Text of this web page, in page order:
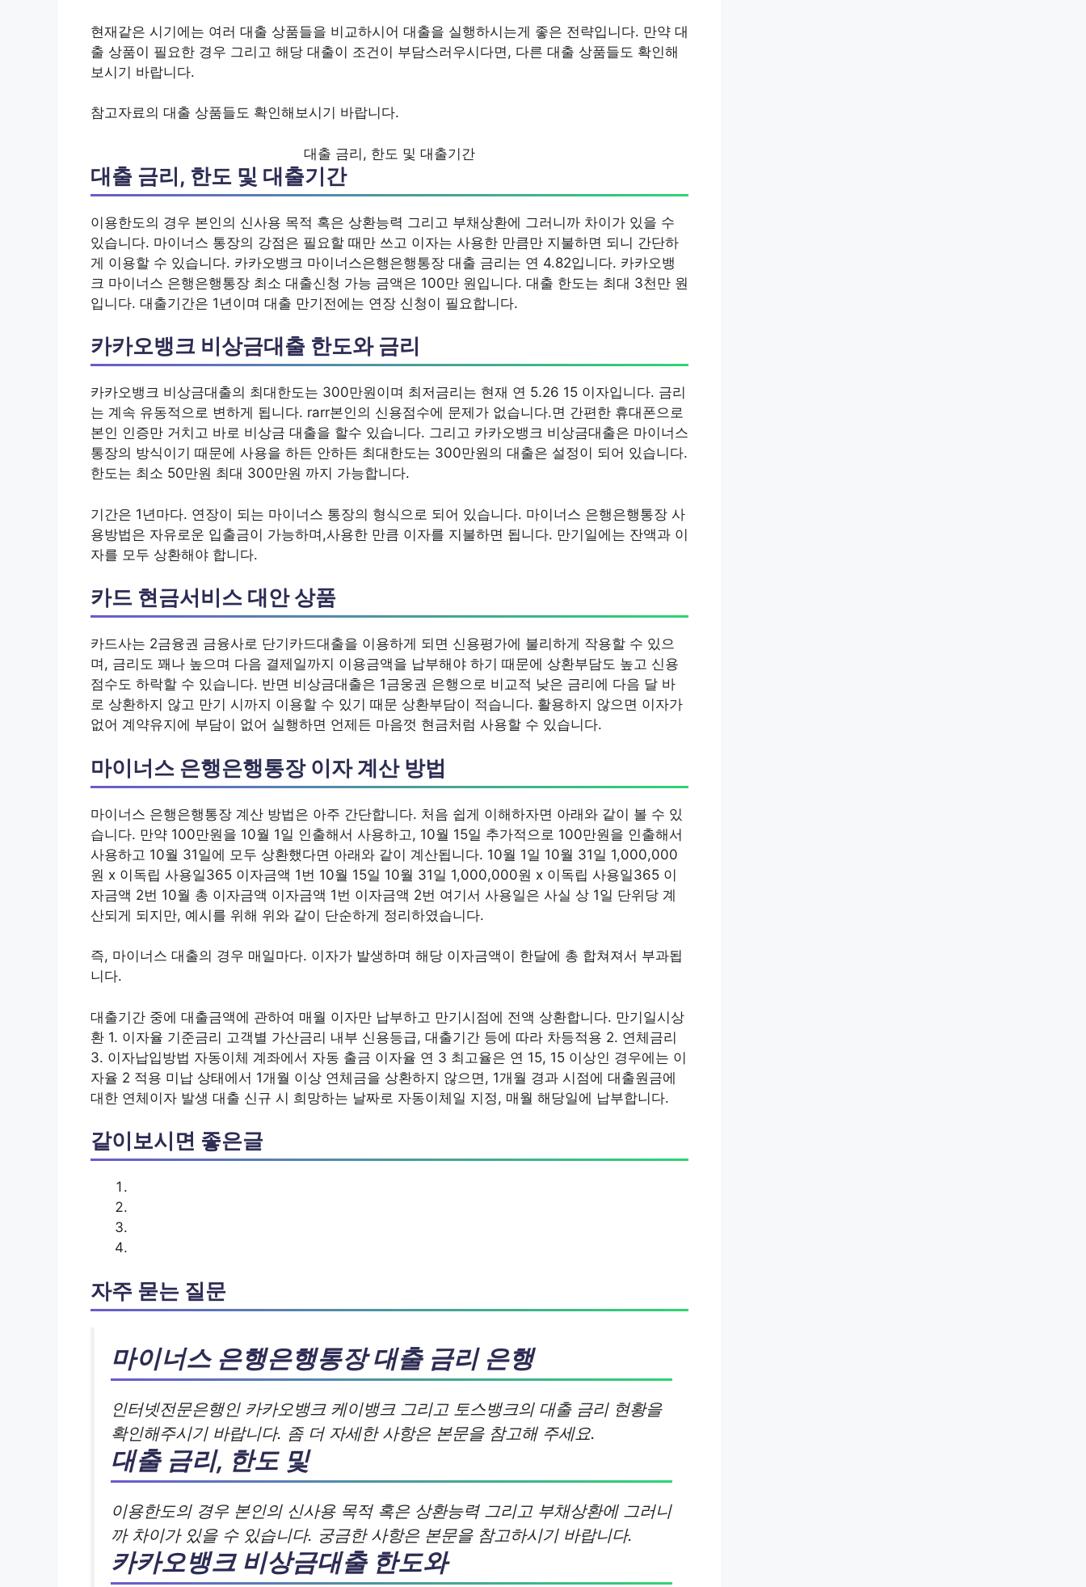
현재같은 시기에는 여러 대출 상품들을 비교하시어 대출을 실행하시는게 좋은 전략입니다. 만약 대
출 상품이 필요한 경우 그리고 해당 대출이 조건이 부담스러우시다면, 다른 대출 상품들도 확인해
보시기 바랍니다.
참고자료의 대출 상품들도 확인해보시기 바랍니다.
대출 금리, 한도 및 대출기간
대출 금리, 한도 및 대출기간
이용한도의 경우 본인의 신사용 목적 혹은 상환능력 그리고 부채상환에 그러니까 차이가 있을 수
있습니다. 마이너스 통장의 강점은 필요할 때만 쓰고 이자는 사용한 만큼만 지불하면 되니 간단하
게 이용할 수 있습니다. 카카오뱅크 마이너스은행은행통장 대출 금리는 연 4.82입니다. 카카오뱅
크 마이너스 은행은행통장 최소 대출신청 가능 금액은 100만 원입니다. 대출 한도는 최대 3천만 원
입니다. 대출기간은 1년이며 대출 만기전에는 연장 신청이 필요합니다.
카카오뱅크 비상금대출 한도와 금리
카카오뱅크 비상금대출의 최대한도는 300만원이며 최저금리는 현재 연 5.26 15 이자입니다. 금리
는 계속 유동적으로 변하게 됩니다. rarr본인의 신용점수에 문제가 없습니다.면 간편한 휴대폰으로
본인 인증만 거치고 바로 비상금 대출을 할수 있습니다. 그리고 카카오뱅크 비상금대출은 마이너스
통장의 방식이기 때문에 사용을 하든 안하든 최대한도는 300만원의 대출은 설정이 되어 있습니다.
한도는 최소 50만원 최대 300만원 까지 가능합니다.
기간은 1년마다. 연장이 되는 마이너스 통장의 형식으로 되어 있습니다. 마이너스 은행은행통장 사
용방법은 자유로운 입출금이 가능하며,사용한 만큼 이자를 지불하면 됩니다. 만기일에는 잔액과 이
자를 모두 상환해야 합니다.
카드 현금서비스 대안 상품
카드사는 2금융권 금융사로 단기카드대출을 이용하게 되면 신용평가에 불리하게 작용할 수 있으
며, 금리도 꽤나 높으며 다음 결제일까지 이용금액을 납부해야 하기 때문에 상환부담도 높고 신용
점수도 하락할 수 있습니다. 반면 비상금대출은 1금웅권 은행으로 비교적 낮은 금리에 다음 달 바
로 상환하지 않고 만기 시까지 이용할 수 있기 때문 상환부담이 적습니다. 활용하지 않으면 이자가
없어 계약유지에 부담이 없어 실행하면 언제든 마음껏 현금처럼 사용할 수 있습니다.
마이너스 은행은행통장 이자 계산 방법
마이너스 은행은행통장 계산 방법은 아주 간단합니다. 처음 쉽게 이해하자면 아래와 같이 볼 수 있
습니다. 만약 100만원을 10월 1일 인출해서 사용하고, 10월 15일 추가적으로 100만원을 인출해서
사용하고 10월 31일에 모두 상환했다면 아래와 같이 계산됩니다. 10월 1일 10월 31일 1,000,000
원 x 이독립 사용일365 이자금액 1번 10월 15일 10월 31일 1,000,000원 x 이독립 사용일365 이
자금액 2번 10월 총 이자금액 이자금액 1번 이자금액 2번 여기서 사용일은 사실 상 1일 단위당 계
산되게 되지만, 예시를 위해 위와 같이 단순하게 정리하였습니다.
즉, 마이너스 대출의 경우 매일마다. 이자가 발생하며 해당 이자금액이 한달에 총 합쳐져서 부과됩
니다.
대출기간 중에 대출금액에 관하여 매월 이자만 납부하고 만기시점에 전액 상환합니다. 만기일시상
환 1. 이자율 기준금리 고객별 가산금리 내부 신용등급, 대출기간 등에 따라 차등적용 2. 연체금리
3. 이자납입방법 자동이체 계좌에서 자동 출금 이자율 연 3 최고율은 연 15, 15 이상인 경우에는 이
자율 2 적용 미납 상태에서 1개월 이상 연체금을 상환하지 않으면, 1개월 경과 시점에 대출원금에
대한 연체이자 발생 대출 신규 시 희망하는 날짜로 자동이체일 지정, 매월 해당일에 납부합니다.
같이보시면 좋은글
자주 묻는 질문
마이너스 은행은행통장 대출 금리 은행
인터넷전문은행인 카카오뱅크 케이뱅크 그리고 토스뱅크의 대출 금리 현황을
확인해주시기 바랍니다. 좀 더 자세한 사항은 본문을 참고해 주세요.
대출 금리, 한도 및
이용한도의 경우 본인의 신사용 목적 혹은 상환능력 그리고 부채상환에 그러니
까 차이가 있을 수 있습니다. 궁금한 사항은 본문을 참고하시기 바랍니다.
카카오뱅크 비상금대출 한도와